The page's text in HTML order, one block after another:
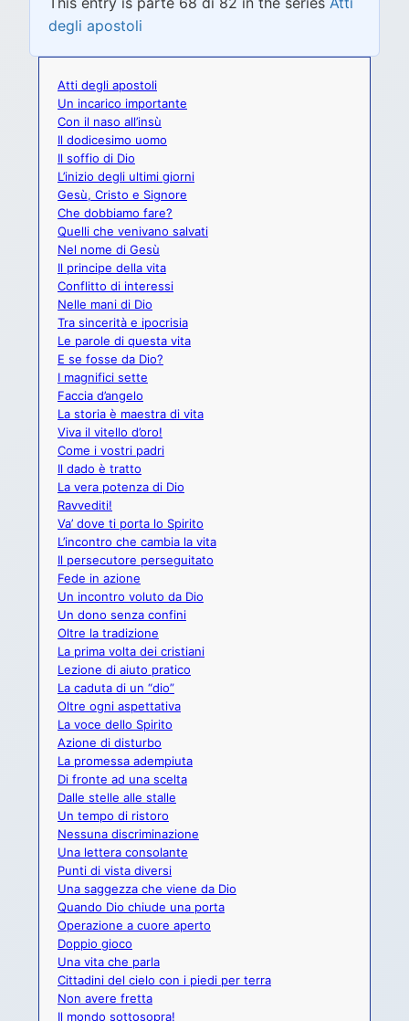
degli apostoli
Atti degli apostoli
Un incarico importante
Con il naso all’insù
Il dodicesimo uomo
Il soffio di Dio
L’inizio degli ultimi giorni
Gesù, Cristo e Signore
Che dobbiamo fare?
Quelli che venivano salvati
Nel nome di Gesù
Il principe della vita
Conflitto di interessi
Nelle mani di Dio
Tra sincerità e ipocrisia
Le parole di questa vita
E se fosse da Dio?
I magnifici sette
Faccia d’angelo
La storia è maestra di vita
Viva il vitello d’oro!
Come i vostri padri
Il dado è tratto
La vera potenza di Dio
Ravvediti!
Va’ dove ti porta lo Spirito
L’incontro che cambia la vita
Il persecutore perseguitato
Fede in azione
Un incontro voluto da Dio
Un dono senza confini
Oltre la tradizione
La prima volta dei cristiani
Lezione di aiuto pratico
La caduta di un “dio”
Oltre ogni aspettativa
La voce dello Spirito
Azione di disturbo
La promessa adempiuta
Di fronte ad una scelta
Dalle stelle alle stalle
Un tempo di ristoro
Nessuna discriminazione
Una lettera consolante
Punti di vista diversi
Una saggezza che viene da Dio
Quando Dio chiude una porta
Operazione a cuore aperto
Doppio gioco
Una vita che parla
Cittadini del cielo con i piedi per terra
Non avere fretta
Il mondo sottosopra!